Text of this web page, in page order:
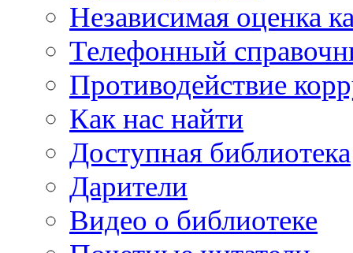
Независимая оценка
Телефонный
Противодействие
Как нас найти
Доступная библиотека
Дарители
Видео о библиотеке